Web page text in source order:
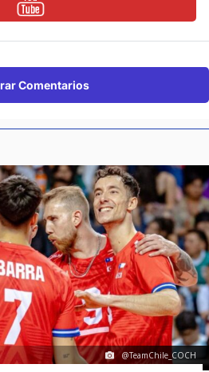
Comentarios
@TeamChile_COCH